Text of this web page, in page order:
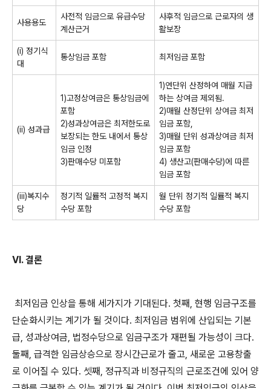
사용용도
사전적 임금으로 유급수당
계산근거
사후적 임금으로 근로자의 생
활보장
(i) 정기식
대
통상임금 포함 최저임금 포함
(ii) 성과급
1)고정상여금은 통상임금에
포함
2)성과상여금은 최저한도로
보장되는 한도 내에서 통상
임금 인정
3)판매수당 미포함
1)연단위 산정하여 매월 지급
하는 상여금 제외됨.
2)매월 산정단위 상여금 최저
임금 포함
3)매월 단위 성과상여금 최저
임금 포함
4) 생산고(판매수당)에 따른
임금 포함
(iii)복지수
당
정기적 일률적 고정적 복지
수당 포함
월 단위 정기적 일률적 복지
수당 포함
VI.결론
최저임금 인상을 통해 세가지가 기대된다. 첫째, 현행 임금구조를
단순화시키는 계기가 될 것이다. 최저임금 범위에 산입되는 기본
급, 성과상여금, 법정수당으로 임금구조가 재편될 가능성이 크다.
둘째, 급격한 임금상승으로 장시간근로가 줄고, 새로운 고용창출
로 이어질 수 있다. 셋째, 정규직과 비정규직의 근로조건에 있어 양